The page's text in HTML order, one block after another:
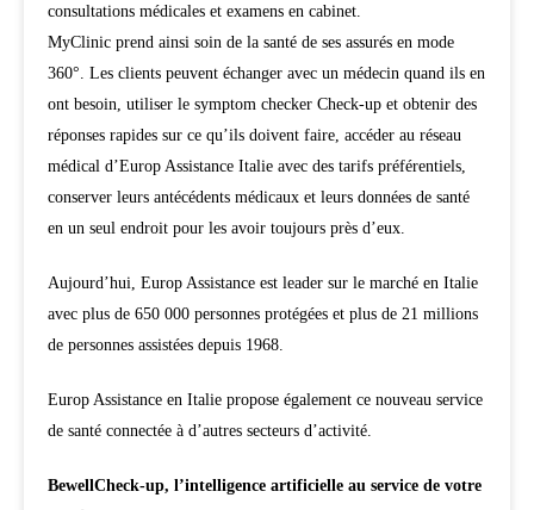
consultations médicales et examens en cabinet.
MyClinic prend ainsi soin de la santé de ses assurés en mode
360°. Les clients peuvent échanger avec un médecin quand ils en
ont besoin, utiliser le symptom checker Check-up et obtenir des
réponses rapides sur ce qu’ils doivent faire, accéder au réseau
médical d’Europ Assistance Italie avec des tarifs préférentiels,
conserver leurs antécédents médicaux et leurs données de santé
en un seul endroit pour les avoir toujours près d’eux.
Aujourd’hui, Europ Assistance est leader sur le marché en Italie
avec plus de 650 000 personnes protégées et plus de 21 millions
de personnes assistées depuis 1968.
Europ Assistance en Italie propose également ce nouveau service
de santé connectée à d’autres secteurs d’activité.
BewellCheck-up, l’intelligence artificielle au service de votre